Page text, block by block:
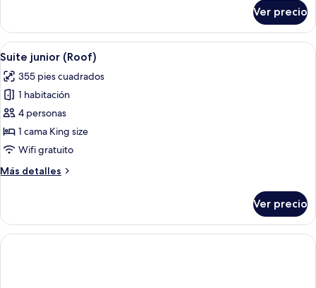
cuádruple
superior,
1
habitación
Ver precio
Abrir
todas
las
fotos
de
Suite
junior
Un área de estar al aire libre
8
Suite junior (Roof)
355 pies cuadrados
1 habitación
4 personas
1 cama King size
Wifi gratuito
Más detalles
Más
junior
(Roof)
Ver precio